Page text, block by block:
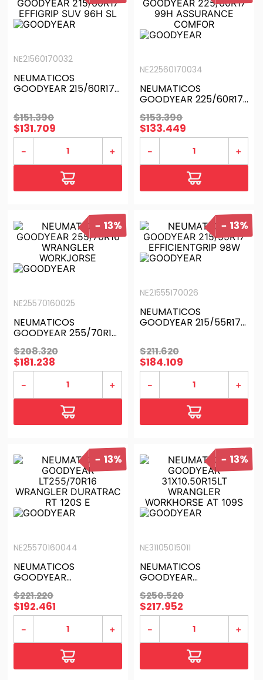
NE21560170032
NEUMATICOS
GOODYEAR 215/60R17
$151.390
$131.709
＋
－
NE22560170034
NEUMATICOS
GOODYEAR 225/60R17
99H ASSURANCE
COMFOR
$153.390
$133.449
＋
－
13%
NE25570160025
NEUMATICOS
GOODYEAR 255/70R16
WRANGLER
WORKJORSE
$208.320
$181.238
＋
－
13%
NE21555170026
NEUMATICOS
GOODYEAR 215/55R17
$211.620
$184.109
＋
－
13%
NE25570160044
NEUMATICOS
GOODYEAR
LT255/70R16
WRANGLER DURATRAC
RT 120S E
$221.220
$192.461
＋
－
13%
NE31105015011
NEUMATICOS
GOODYEAR
31X10.50R15LT
WRANGLER
WORKHORSE AT 109S
$250.520
$217.952
＋
－